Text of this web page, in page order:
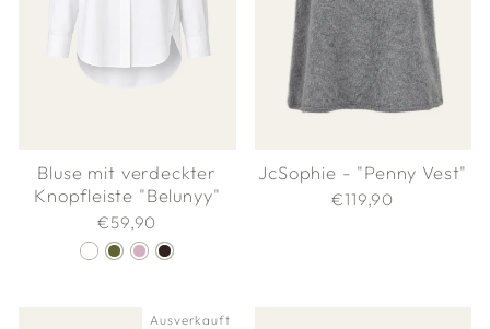
Bluse mit verdeckter
Knopfleiste "Belunyy"
€59,90
JcSophie - "Penny Vest"
€119,90
Ausverkauft